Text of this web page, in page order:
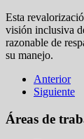
Esta
visión inclusiva
razonable de
su manejo.
Anterior
Siguiente
Áreas de